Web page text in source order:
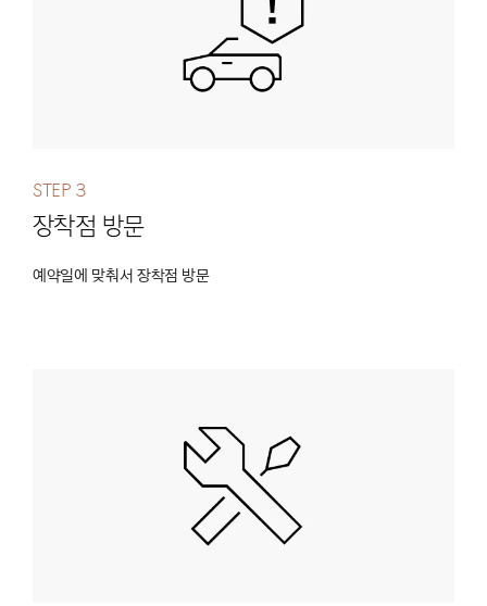
Step 3
장착점 방문
예약일에 맞춰서 장착점 방문